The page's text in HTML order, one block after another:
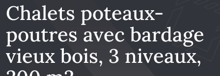
Chalets poteaux-
poutres avec bardage
vieux bois, 3 niveaux,